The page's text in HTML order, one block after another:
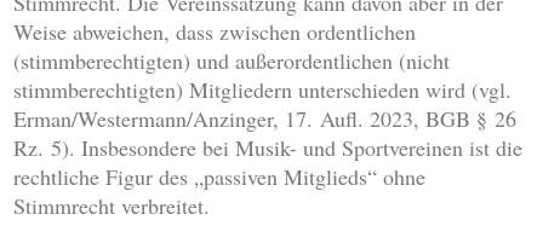
Weise abweichen, dass zwischen ordentlichen
(stimmberechtigten) und außerordentlichen (nicht
stimmberechtigten) Mitgliedern unterschieden wird (vgl.
Erman/Westermann/Anzinger, 17. Aufl. 2023, BGB § 26
Rz. 5). Insbesondere bei Musik- und Sportvereinen ist die
rechtliche Figur des „passiven Mitglieds“ ohne
Stimmrecht verbreitet.